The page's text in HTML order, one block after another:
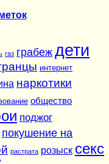
газ грабеж дети
интернет
наркотики
общество
поджог
покушение на
растрата розыск секс